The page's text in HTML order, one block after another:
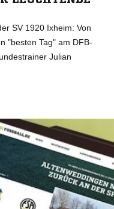
SV 1920 Ixheim: Von
"besten Tag" am DFB-
Julian